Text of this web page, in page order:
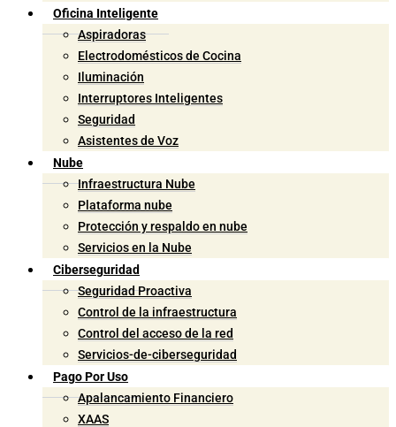
Oficina Inteligente
Aspiradoras
Electrodomésticos de Cocina
Iluminación
Interruptores Inteligentes
Seguridad
Asistentes de Voz
Nube
Infraestructura Nube
Plataforma nube
Protección y respaldo en nube
Servicios en la Nube
Ciberseguridad
Seguridad Proactiva
Control de la infraestructura
Control del acceso de la red
Servicios-de-ciberseguridad
Pago Por Uso
Apalancamiento Financiero
XAAS